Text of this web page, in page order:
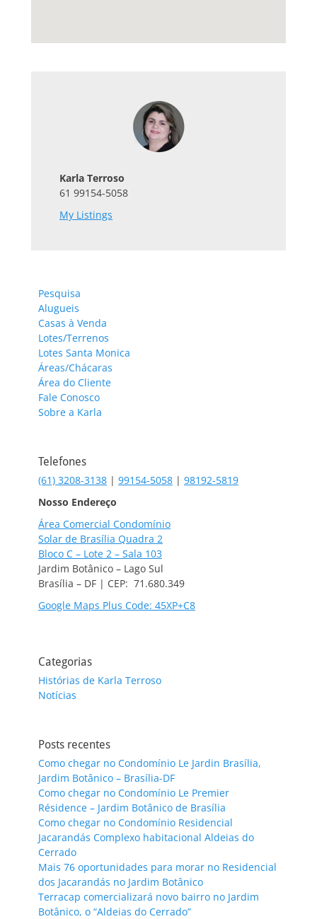
Karla Terroso
61 99154-5058
My Listings
Pesquisa
Alugueis
Casas à Venda
Lotes/Terrenos
Lotes Santa Monica
Áreas/Chácaras
Área do Cliente
Fale Conosco
Sobre a Karla
Telefones
(61) 3208-3138 | 99154-5058 | 98192-5819
Nosso Endereço
Área Comercial Condomínio
Solar de Brasília Quadra 2
Bloco C – Lote 2 – Sala 103
Jardim Botânico – Lago Sul
Brasília – DF | CEP: 71.680.349
Google Maps Plus Code: 45XP+C8
Categorias
Histórias de Karla Terroso
Notícias
Posts recentes
Como chegar no Condomínio Le Jardin Brasília,
Jardim Botânico – Brasília-DF
Como chegar no Condomínio Le Premier
Résidence – Jardim Botânico de Brasília
Como chegar no Condomínio Residencial
Jacarandás Complexo habitacional Aldeias do
Cerrado
Mais 76 oportunidades para morar no Residencial
dos Jacarandás no Jardim Botânico
Terracap comercializará novo bairro no Jardim
Botânico, o “Aldeias do Cerrado”